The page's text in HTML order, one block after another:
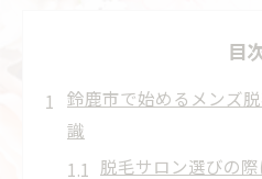
目
鈴鹿市で始めるメンズ
識
脱毛サロン選びの